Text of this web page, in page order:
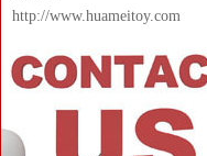
http://www.huameitoy.com